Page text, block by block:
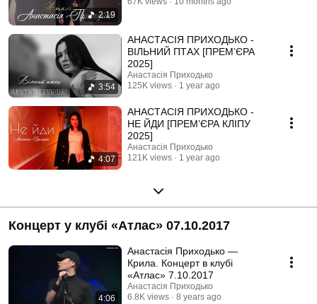
2:19
3:54
АНАСТАСІЯ ПРИХОДЬКО -
ВІЛЬНИЙ ПТАХ [ПРЕМ’ЄРА
2025]
Анастасія Приходько
125K views
1 year ago
4:07
АНАСТАСІЯ ПРИХОДЬКО -
НЕ ЙДИ [ПРЕМʼЄРА КЛІПУ
2025]
Анастасія Приходько
121K views
1 year ago
Концерт у клубі «Атлас» 07.10.2017
4:06
Анастасія Приходько —
Крила. Концерт в клубі
«Атлас» 7.10.2017
Анастасія Приходько
6.8K views
8 years ago